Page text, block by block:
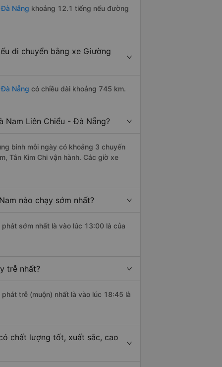
Nẵng khoảng 12.1 tiếng nếu đường
di chuyển bằng xe Giường
Nẵng có chiều dài khoảng 745 km.
Nam Liên Chiểu - Đà Nẵng?
bình mỗi ngày có khoảng 3 chuyến
Tân Kim Chi vận hành. Các giờ xe
nào chạy sớm nhất?
phát sớm nhất là vào lúc 13:00 là của
trễ nhất?
trễ (muộn) nhất là vào lúc 18:45 là
chất lượng tốt, xuất sắc, cao